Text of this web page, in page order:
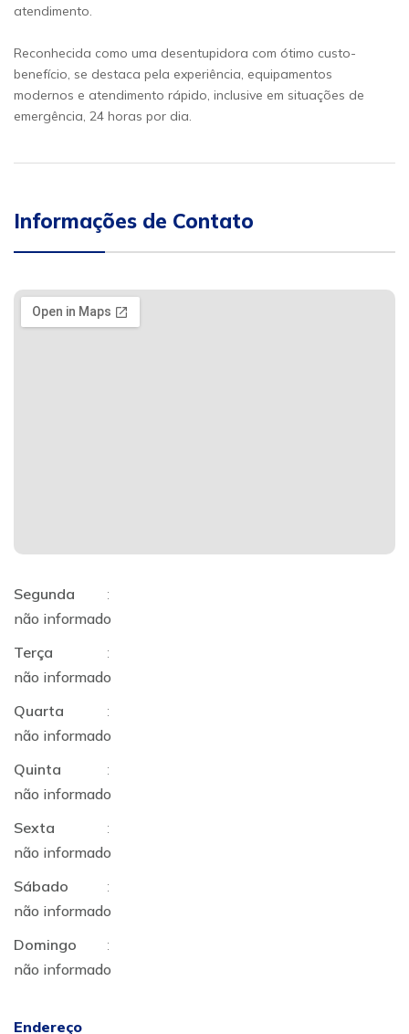
atendimento.
Reconhecida como uma desentupidora com ótimo custo-
benefício, se destaca pela experiência, equipamentos
modernos e atendimento rápido, inclusive em situações de
emergência, 24 horas por dia.
Informações de Contato
Segunda
:
não informado
Terça
:
não informado
Quarta
:
não informado
Quinta
:
não informado
Sexta
:
não informado
Sábado
:
não informado
Domingo
:
não informado
Endereço